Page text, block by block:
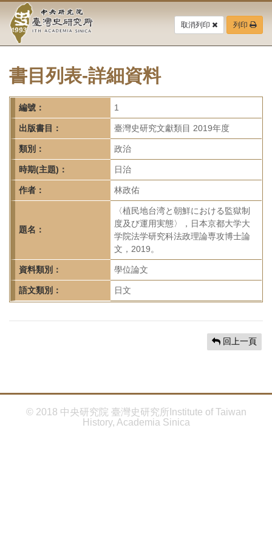
要
中
央
研
究
院-
臺
灣
史
研
究
首
頁
取消列印 列印
書目列表-詳細資料
編號： 1
出版書目： 臺灣史研究文獻類目 2019年度
類別： 政治
時期(主題)： 日治
作者： 林政佑
題名：
〈植民地台湾と朝鮮における監獄制
度及び運用実態〉，日本京都大学大
学院法学研究科法政理論専攻博士論
文，2019。
資料類別： 學位論文
語文類別： 日文
回上一頁
© 2018 中央研究院 臺灣史研究所Institute of Taiwan
History, Academia Sinica